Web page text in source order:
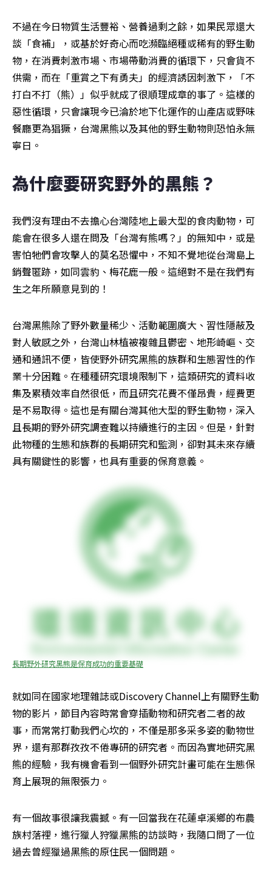
不過在今日物質生活豐裕、營養過剩之餘，如果民眾還大
談「食補」，或基於好奇心而吃瀕臨絕種或稀有的野生動
物，在消費刺激市場、市場帶動消費的循環下，只會貨不
供需，而在「重賞之下有勇夫」的經濟誘因刺激下，「不
打白不打（熊）」似乎就成了很順理成章的事了。這樣的
惡性循環，只會讓現今已淪於地下化運作的山產店或野味
餐廳更為猖獗，台灣黑熊以及其他的野生動物則恐怕永無
寧日。
為什麼要研究野外的黑熊？
我們沒有理由不去擔心台灣陸地上最大型的食肉動物，可
能會在很多人還在問及「台灣有熊嗎？」的無知中，或是
害怕牠們會攻擊人的莫名恐懼中，不知不覺地從台灣島上
銷聲匿跡，如同雲豹、梅花鹿一般。這絕對不是在我們有
生之年所願意見到的！
台灣黑熊除了野外數量稀少、活動範圍廣大、習性隱蔽及
對人敏感之外，台灣山林植被複雜且鬱密、地形崎嶇、交
通和通訊不便，皆使野外研究黑熊的族群和生態習性的作
業十分困難。在種種研究環境限制下，這類研究的資料收
集及累積效率自然很低，而且研究花費不僅昂貴，經費更
是不易取得。這也是有關台灣其他大型的野生動物，深入
且長期的野外研究調查難以持續進行的主因。但是，針對
此物種的生態和族群的長期研究和監測，卻對其未來存續
具有關鍵性的影響，也具有重要的保育意義。
長期野外研究黑熊是保育成功的重要基礎
就如同在國家地理雜誌或Discovery Channel上有關野生動
物的影片，節目內容時常會穿插動物和研究者二者的故
事，而常常打動我們心坎的，不僅是那多采多姿的動物世
界，還有那群孜孜不倦專研的研究者。而因為實地研究黑
熊的經驗，我有機會看到一個野外研究計畫可能在生態保
育上展現的無限張力。
有一個故事很讓我震撼。有一回當我在花蓮卓溪鄉的布農
族村落裡，進行獵人狩獵黑熊的訪談時，我隨口問了一位
過去曾經獵過黑熊的原住民一個問題。